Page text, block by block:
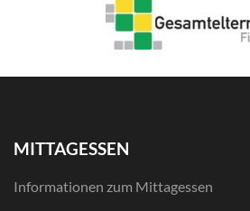
MITTAGESSEN
Informationen zum Mittagessen